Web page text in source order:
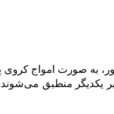
به صورت امواج کروی
یکدیگر منطبق